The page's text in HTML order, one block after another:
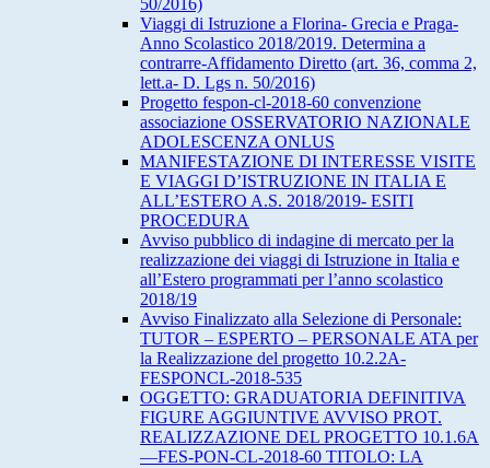
50/2016)
Viaggi di Istruzione a Florina- Grecia e Praga-
Anno Scolastico 2018/2019. Determina a
contrarre-Affidamento Diretto (art. 36, comma 2,
lett.a- D. Lgs n. 50/2016)
Progetto fespon-cl-2018-60 convenzione
associazione OSSERVATORIO NAZIONALE
ADOLESCENZA ONLUS
MANIFESTAZIONE DI INTERESSE VISITE
E VIAGGI D’ISTRUZIONE IN ITALIA E
ALL’ESTERO A.S. 2018/2019- ESITI
PROCEDURA
Avviso pubblico di indagine di mercato per la
realizzazione dei viaggi di Istruzione in Italia e
all’Estero programmati per l’anno scolastico
2018/19
Avviso Finalizzato alla Selezione di Personale:
TUTOR – ESPERTO – PERSONALE ATA per
la Realizzazione del progetto 10.2.2A-
FESPONCL-2018-535
OGGETTO: GRADUATORIA DEFINITIVA
FIGURE AGGIUNTIVE AVVISO PROT.
REALIZZAZIONE DEL PROGETTO 10.1.6A
—FES-PON-CL-2018-60 TITOLO: LA